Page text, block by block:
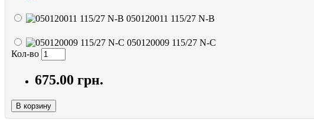
050120011 115/27 N-B
050120009 115/27 N-C
Кол-во
675.00 грн.
В корзину